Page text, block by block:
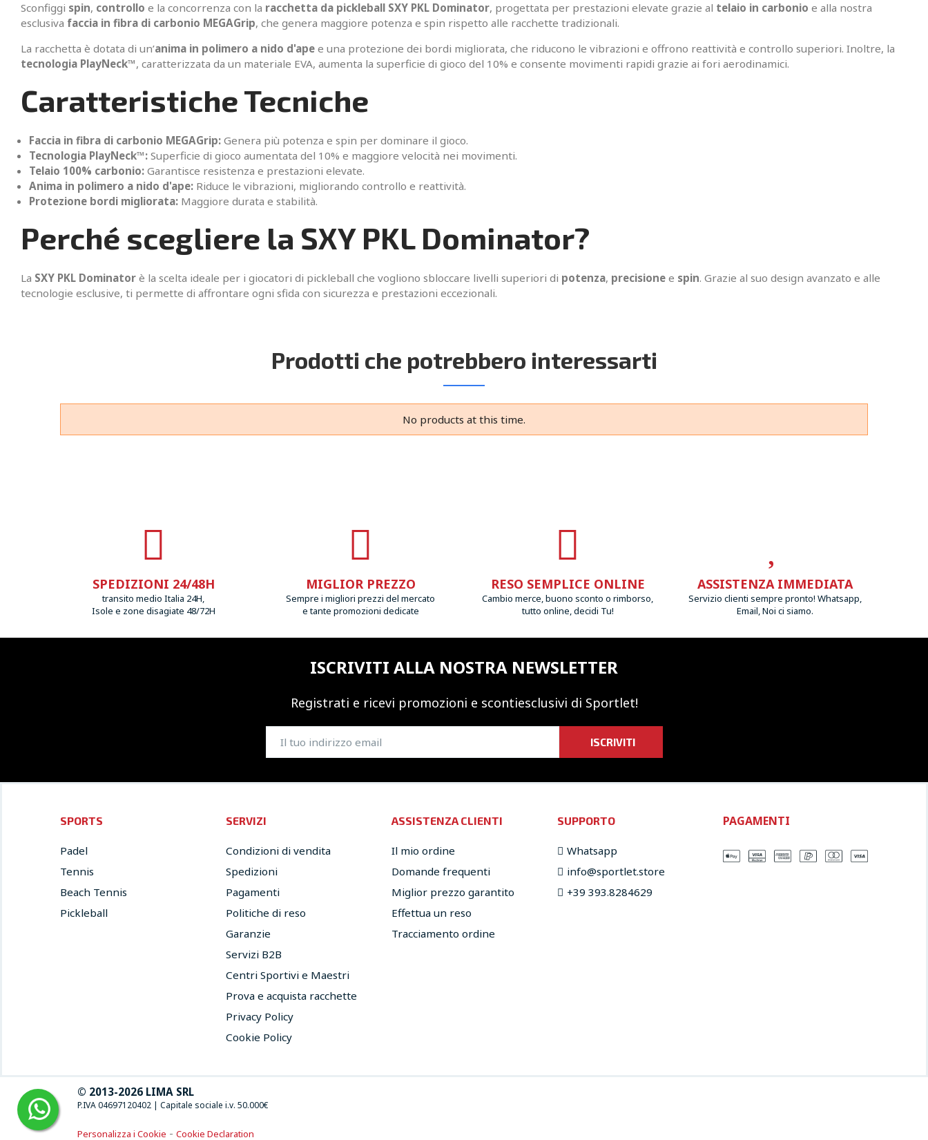
Sconfiggi spin, controllo e la concorrenza con la racchetta da pickleball SXY PKL Dominator, progettata per prestazioni elevate grazie al telaio in carbonio e alla nostra
esclusiva faccia in fibra di carbonio MEGAGrip, che genera maggiore potenza e spin rispetto alle racchette tradizionali.
La racchetta è dotata di un’anima in polimero a nido d'ape e una protezione dei bordi migliorata, che riducono le vibrazioni e offrono reattività e controllo superiori. Inoltre, la
tecnologia PlayNeck™️, caratterizzata da un materiale EVA, aumenta la superficie di gioco del 10% e consente movimenti rapidi grazie ai fori aerodinamici.
Caratteristiche Tecniche
Faccia in fibra di carbonio MEGAGrip: Genera più potenza e spin per dominare il gioco.
Tecnologia PlayNeck™️: Superficie di gioco aumentata del 10% e maggiore velocità nei movimenti.
Telaio 100% carbonio: Garantisce resistenza e prestazioni elevate.
Anima in polimero a nido d'ape: Riduce le vibrazioni, migliorando controllo e reattività.
Protezione bordi migliorata: Maggiore durata e stabilità.
Perché scegliere la SXY PKL Dominator?
La SXY PKL Dominator è la scelta ideale per i giocatori di pickleball che vogliono sbloccare livelli superiori di potenza, precisione e spin. Grazie al suo design avanzato e alle
tecnologie esclusive, ti permette di affrontare ogni sfida con sicurezza e prestazioni eccezionali.
Prodotti che potrebbero interessarti
No products at this time.
SPEDIZIONI 24/48H
transito medio Italia 24H,
Isole e zone disagiate 48/72H
MIGLIOR PREZZO
Sempre i migliori prezzi del mercato
e tante promozioni dedicate
RESO SEMPLICE ONLINE
Cambio merce, buono sconto o rimborso,
tutto online, decidi Tu!
ASSISTENZA IMMEDIATA
Servizio clienti sempre pronto! Whatsapp,
Email, Noi ci siamo.
ISCRIVITI ALLA NOSTRA NEWSLETTER
Registrati e ricevi promozioni e scontiesclusivi di Sportlet!
ISCRIVITI
SPORTS
Padel
Tennis
Beach Tennis
Pickleball
SERVIZI
Condizioni di vendita
Spedizioni
Pagamenti
Politiche di reso
Garanzie
Servizi B2B
Centri Sportivi e Maestri
Prova e acquista racchette
Privacy Policy
Cookie Policy
ASSISTENZA CLIENTI
Il mio ordine
Domande frequenti
Miglior prezzo garantito
Effettua un reso
Tracciamento ordine
SUPPORTO
Whatsapp
info@sportlet.store​
+39 393.8284629
PAGAMENTI
© 2013-2026 LIMA SRL
P.IVA 04697120402 | Capitale sociale i.v. 50.000€
Personalizza i Cookie - Cookie Declaration